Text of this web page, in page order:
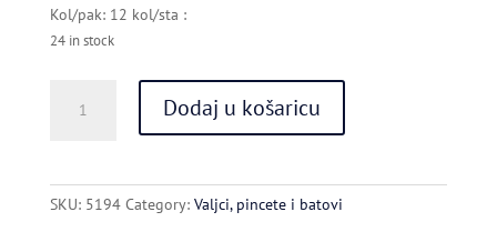
Kol/pak: 12 kol/sta :
24 in stock
Dodaj u košaricu
SKU: 5194 Category: Valjci, pincete i batovi